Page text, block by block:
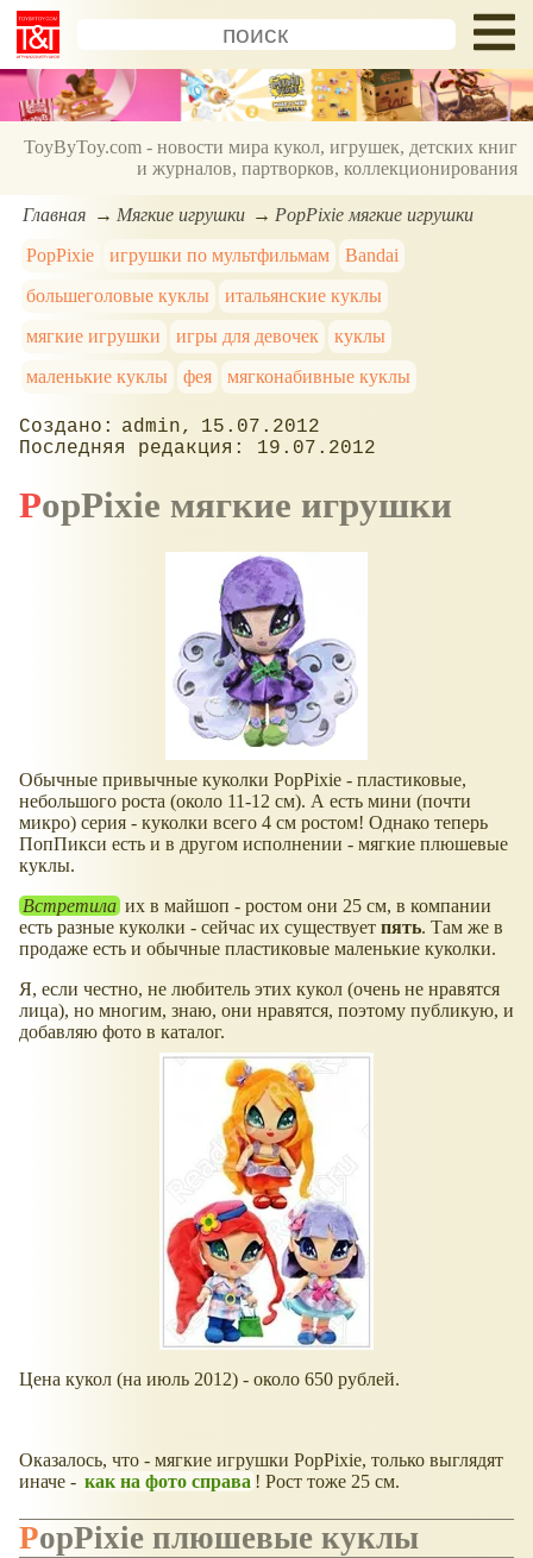
ToyByToy.com - новости мира кукол, игрушек, детских книг
и журналов, партворков, коллекционирования
Главная Мягкие игрушки
PopPixie мягкие игрушки
PopPixie
игрушки по мультфильмам
Bandai
большеголовые куклы
итальянские куклы
мягкие игрушки
игры для девочек
куклы
маленькие куклы
фея мягконабивные куклы
admin
15.07.2012
19.07.2012
PopPixie мягкие игрушки
Обычные привычные куколки PopPixie - пластиковые,
небольшого роста (около 11-12 см). А есть мини (почти
микро) серия - куколки всего 4 см ростом! Однако теперь
ПопПикси есть и в другом исполнении - мягкие плюшевые
куклы.
Встретила их в майшоп - ростом они 25 см, в компании
есть разные куколки - сейчас их существует пять. Там же в
продаже есть и обычные пластиковые маленькие куколки.
Я, если честно, не любитель этих кукол (очень не нравятся
лица), но многим, знаю, они нравятся, поэтому публикую, и
добавляю фото в каталог.
Цена кукол (на июль 2012) - около 650 рублей.
Оказалось, что - мягкие игрушки PopPixie, только выглядят
иначе - как на фото справа ! Рост тоже 25 см.
PopPixie плюшевые куклы